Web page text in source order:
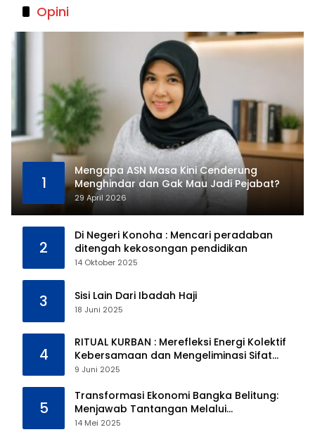
Opini
1
Mengapa ASN Masa Kini Cenderung
Menghindar dan Gak Mau Jadi Pejabat?
29 April 2026
2
Di Negeri Konoha : Mencari peradaban
ditengah kekosongan pendidikan
14 Oktober 2025
3 Sisi Lain Dari Ibadah Haji
18 Juni 2025
4
RITUAL KURBAN : Merefleksi Energi Kolektif
Kebersamaan dan Mengeliminasi Sifat
Kebinatangan Manusia
9 Juni 2025
5
Transformasi Ekonomi Bangka Belitung:
Menjawab Tantangan Melalui
Pengelolaan Sumber Daya Alam yang
14 Mei 2025